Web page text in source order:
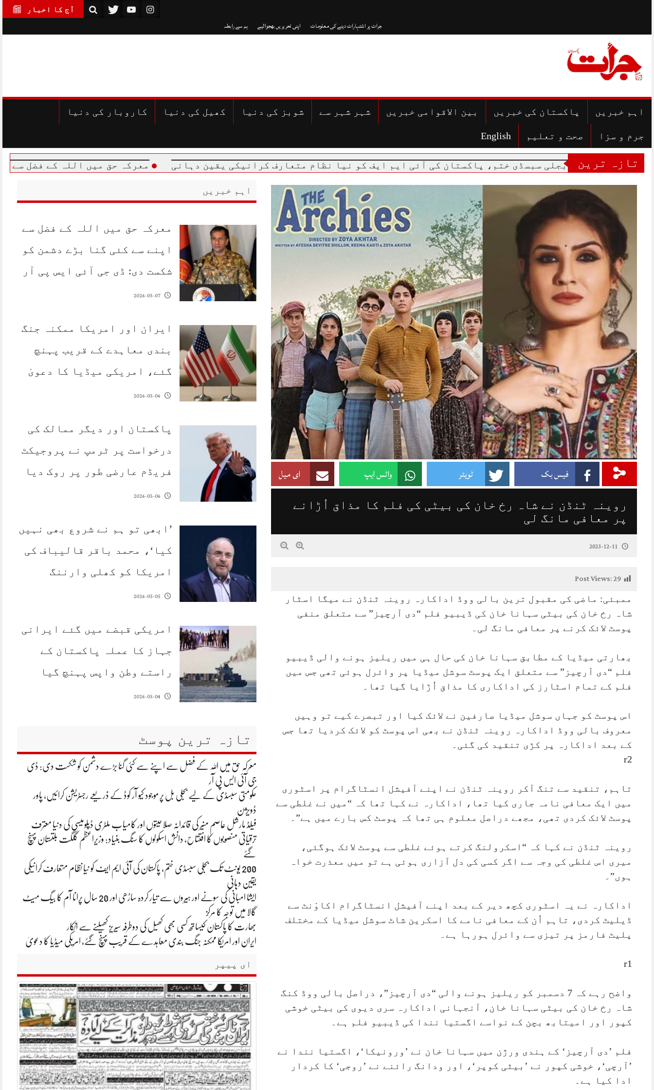
آج کا اخبار
جرات پر اشتہارات دینے کی معلومات اپنی تحریریں بھجوائیے ہم سے رابطہ
اہم خبریں پاکستان کی خبریں بین الاقوامی خبریں شہر شہر سے شوبز کی دنیا کھیل کی دنیا کاروبار کی دنیا
جرم و سزا صحت و تعلیم English
تازہ ترین معرکہ حق میں اللہ کے فضل سے اپنے سے
فیس بک ٹویٹر واٹس ایپ ای میل
روینہ ٹنڈن نے شاہ رخ خان کی بیٹی کی فلم کا مذاق اُڑانے
پر معافی مانگ لی
2023-12-11
Post Views:29
ممبئی: ماضی کی مقبول ترین بالی ووڈ اداکارہ روینہ ٹنڈن نے میگا اسٹار
شاہ رخ خان کی بیٹی سہانا خان کی ڈیبیو فلم “دی آرچیز” سے متعلق منفی
پوسٹ لائک کرنے پر معافی مانگ لی۔
بھارتی میڈیا کے مطابق سہانا خان کی حال ہی میں ریلیز ہونے والی ڈیبیو
فلم “دی آرچیز” سے متعلق ایک پوسٹ سوشل میڈیا پر وائرل ہوئی تھی جس میں
فلم کے تمام اسٹارز کی اداکاری کا مذاق اُڑایا گیا تھا۔
اس پوسٹ کو جہاں سوشل میڈیا صارفین نے لائک کیا اور تبصرے کیے تو وہیں
معروف بالی ووڈ اداکارہ روینہ ٹنڈن نے بھی اس پوسٹ کو لائک کردیا تھا جس
کے بعد اداکارہ پر کڑی تنقید کی گئی۔
r2
تاہم، تنقید سے تنگ آکر روینہ ٹنڈن نے اپنے آفیشل انسٹاگرام پر اسٹوری
میں ایک معافی نامہ جاری کیا تھا، اداکارہ نے کہا تھا کہ “میں نے غلطی سے
پوسٹ لائک کردی تھی، مجھے دراصل معلوم ہی تھا کہ پوسٹ کس بارے میں ہے”۔
روینہ ٹنڈن نے کہا کہ “اسکرولنگ کرتے ہوئے غلطی سے پوسٹ لائک ہوگئی،
میری اس غلطی کی وجہ سے اگر کسی کی دل آزاری ہوئی ہے تو میں معذرت خواہ
ہوں”۔
اداکارہ نے یہ اسٹوری کچھ دیر کے بعد اپنے آفیشل انسٹاگرام اکاوْنٹ سے
ڈیلیٹ کردی، تاہم اُن کے معافی نامے کا اسکرین شاٹ سوشل میڈیا کے مختلف
پلیٹ فارمز پر تیزی سے وائرل ہورہا ہے۔
r1
واضح رہے کہ 7 دسمبر کو ریلیز ہونے والی “دی آرچیز”، دراصل بالی ووڈ کنگ
شاہ رخ خان کی بیٹی سہانا خان، آنجہانی اداکارہ سری دیوی کی بیٹی خوشی
کپور اور امیتابھ بچن کے نواسے اگستیا نندا کی ڈیبیو فلم ہے۔
فلم ’دی آرچیز‘ کے ہندی ورژن میں سہانا خان نے ’ورونیکا‘، اگستیا نندا نے
’آرچی‘، خوشی کپور نے ’بیٹی کوپر‘، اور ودانگ رائنے نے ’روجی‘ کا کردار
ادا کیا ہے۔
اہم خبریں
معرکہ حق میں اللہ کے فضل سے
اپنے سے کئی گنا بڑے دشمن کو
شکست دی: ڈی جی آئی ایس پی آر
2026-05-07
ایران اور امریکا ممکنہ جنگ
بندی معاہدے کے قریب پہنچ
گئے، امریکی میڈیا کا دعویٰ
2026-05-06
پاکستان اور دیگر ممالک کی
درخواست پر ٹرمپ نے پروجیکٹ
فریڈم عارضی طور پر روک دیا
2026-05-06
’ابھی تو ہم نے شروع بھی نہیں
کیا‘، محمد باقر قالیباف کی
امریکا کو کھلی وارننگ
2026-05-05
امریکی قبضے میں گئے ایرانی
جہاز کا عملہ پاکستان کے
راستے وطن واپس پہنچ گیا
2026-05-04
تازہ ترین پوسٹ
معرکہ حق میں اللہ کے فضل سے اپنے سے کئی گنا بڑے دشمن کو شکست دی: ڈی
جی آئی ایس پی آر
حکومتی سبسڈی کے لیے بجلی بل پر موجود کیو آر کوڈ کے ذریعے رجسٹریشن کرائیں، پاور
ڈویژن
فیلڈ مارشل عاصم منیر کی قائدانہ صلاحیتوں اور کامیاب ملٹری ڈپلومیسی کی دنیا معترف
ترقیاتی منصوبوں کا افتتاح، دانش اسکولوں کا سنگ بنیاد: وزیراعظم گلگت بلتستان پہنچ
گئے
200 یونٹ تک بجلی سبسڈی ختم، پاکستان کی آئی ایم ایف کو نیا نظام متعارف کرانیکی
یقین دہانی
ایشا امبانی کی سونے اور ہیروں سے تیار کردہ ساڑھی اور 20 سال پرانا آم کا بیگ میٹ
گالا میں توجہ کا مرکز
بھارت کا پاکستان کیساتھ کسی بھی کھیل کی دوطرفہ سیریز کھیلنے سے انکار
ایران اور امریکا ممکنہ جنگ بندی معاہدے کے قریب پہنچ گئے، امریکی میڈیا کا دعویٰ
ای پیپر